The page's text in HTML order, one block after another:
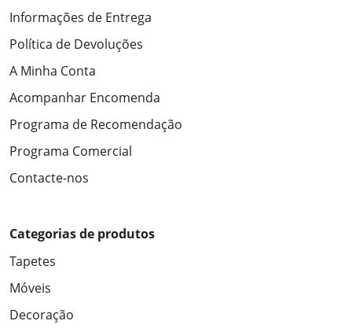
Informações de Entrega
Política de Devoluções
A Minha Conta
Acompanhar Encomenda
Programa de Recomendação
Programa Comercial
Contacte-nos
Categorias de produtos
Tapetes
Móveis
Decoração